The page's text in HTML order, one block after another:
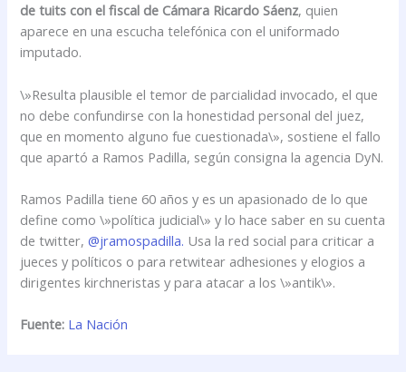
de tuits con el fiscal de Cámara Ricardo Sáenz, quien
aparece en una escucha telefónica con el uniformado
imputado.
\»Resulta plausible el temor de parcialidad invocado, el que
no debe confundirse con la honestidad personal del juez,
que en momento alguno fue cuestionada\», sostiene el fallo
que apartó a Ramos Padilla, según consigna la agencia DyN.
Ramos Padilla tiene 60 años y es un apasionado de lo que
define como \»política judicial\» y lo hace saber en su cuenta
de twitter,@jramospadilla. Usa la red social para criticar a
jueces y políticos o para retwitear adhesiones y elogios a
dirigentes kirchneristas y para atacar a los \»antik\».
Fuente: La Nación